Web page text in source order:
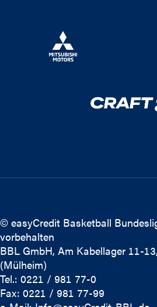
© easyCredit Basketball
vorbehalten
BBL GmbH, Am Kabellager 11-
(Mülheim)
Tel.: 0221 / 981 77-0
Fax: 0221 / 981 77-99